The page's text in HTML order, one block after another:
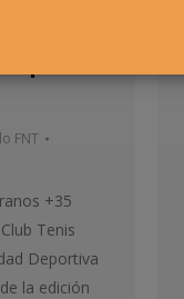
FNT
+35
Tenis
Deportiva
la edición